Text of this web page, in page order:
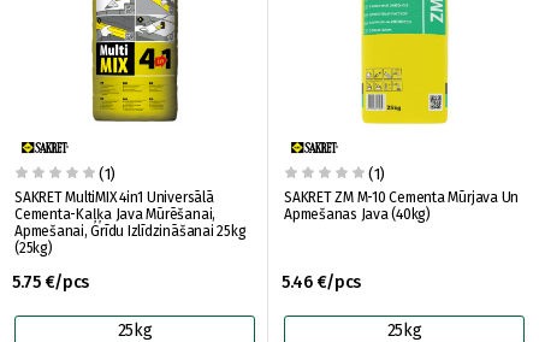
(1)
SAKRET MultiMIX 4in1 Universālā
Cementa-Kaļķa Java Mūrēšanai,
Apmešanai, Grīdu Izlīdzināšanai 25kg
(25kg)
5.75 €/pcs
25kg
(1)
SAKRET ZM M-10 Cementa Mūrjava Un
Apmešanas Java (40kg)
5.46 €/pcs
25kg